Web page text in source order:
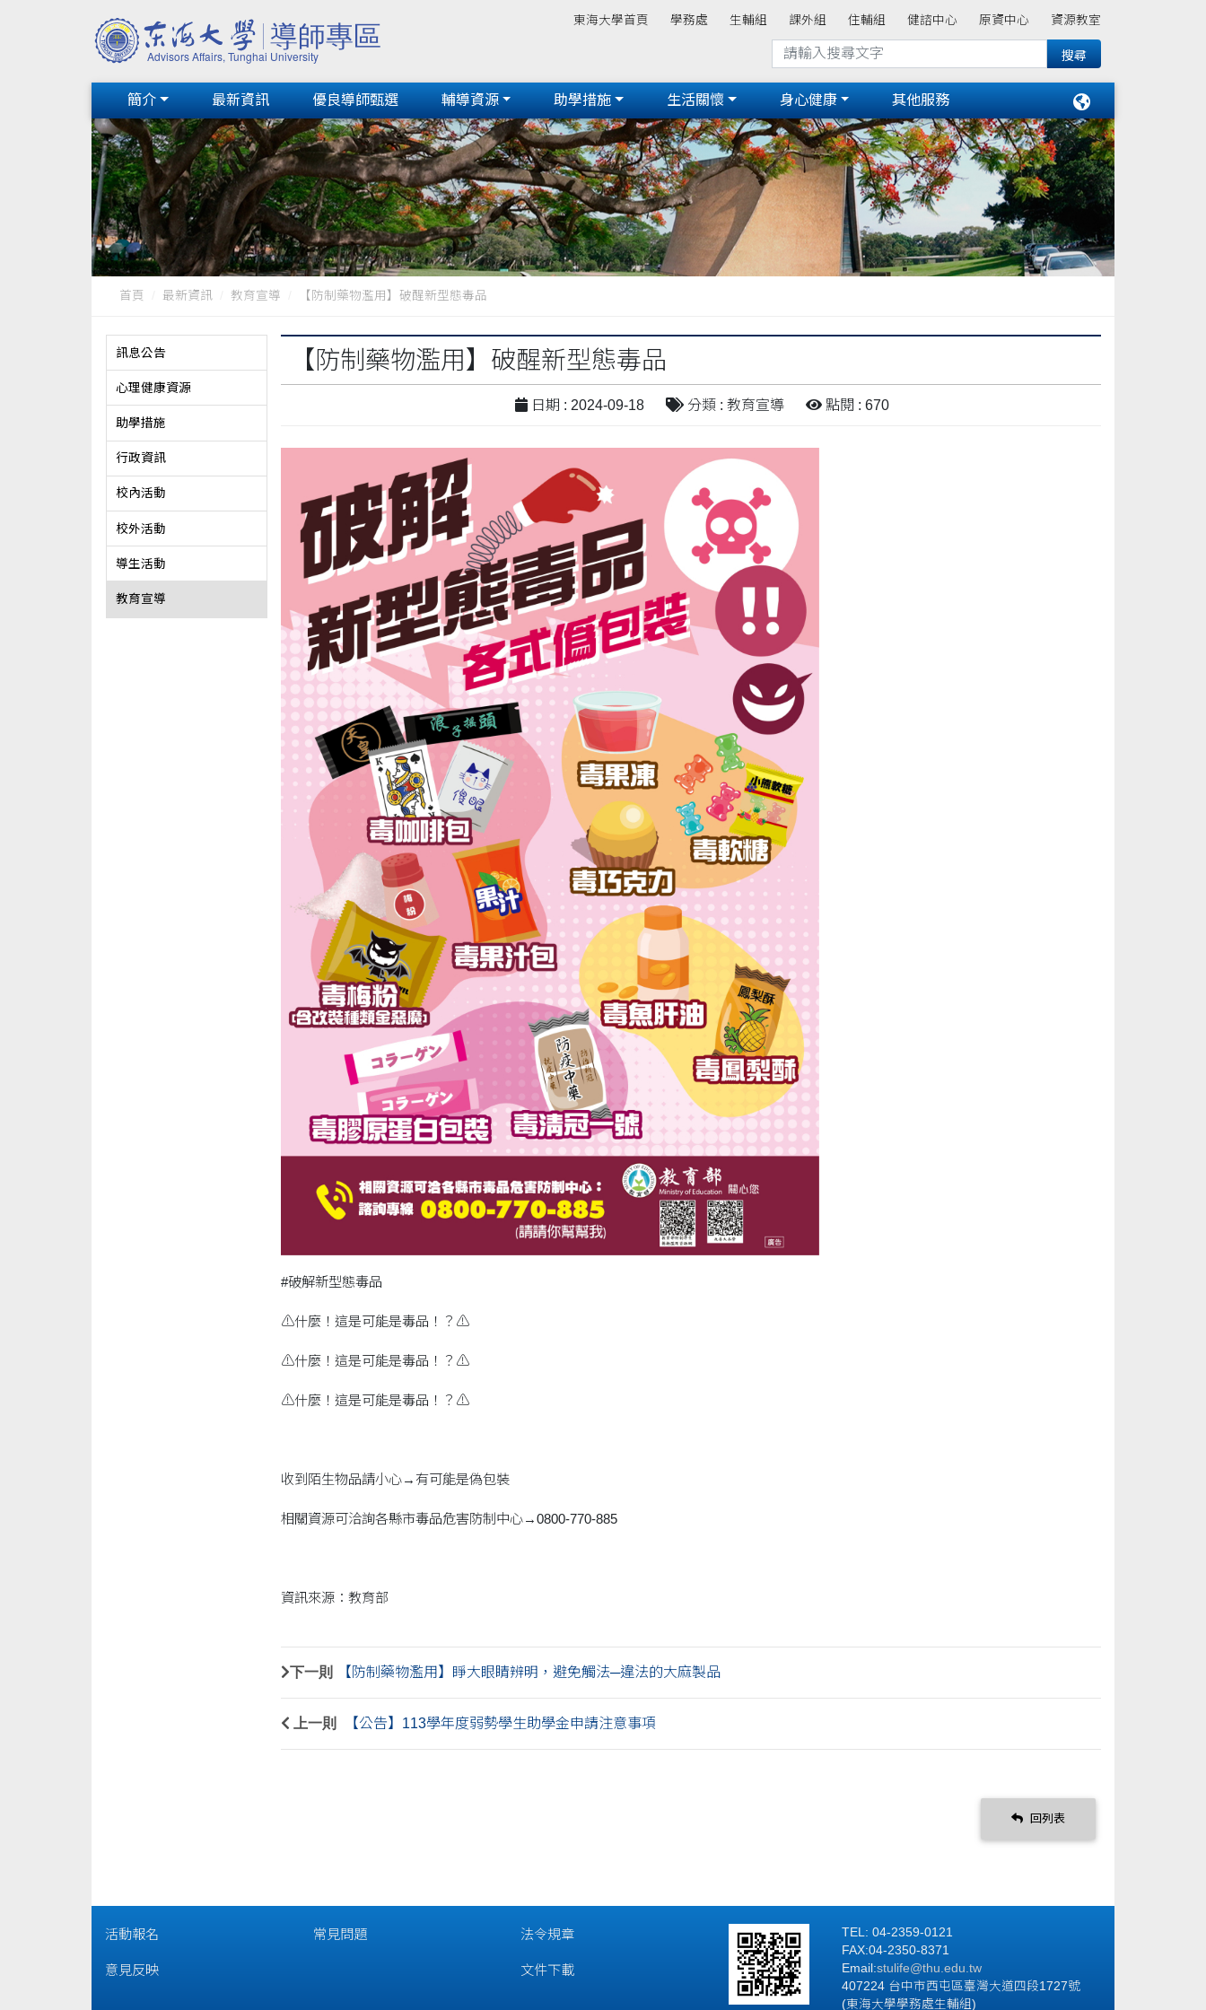
東海大學首頁 學務處 生輔組 課外組 住輔組 健諮中心 原資中心 資源教室
簡介 最新資訊 優良導師甄選 輔導資源 助學措施 生活關懷 身心健康 其他服務
首頁 最新資訊 教育宣導 【防制藥物濫用】破醒新型態毒品
訊息公告
心理健康資源
助學措施
行政資訊
校內活動
校外活動
導生活動
教育宣導
【防制藥物濫用】破醒新型態毒品
日期 : 2024-09-18 分類 : 教育宣導 點閱 : 670
#破解新型態毒品
⚠什麼！這是可能是毒品！？⚠
⚠什麼！這是可能是毒品！？⚠
⚠什麼！這是可能是毒品！？⚠
收到陌生物品請小心→有可能是偽包裝
相關資源可洽詢各縣市毒品危害防制中心→0800-770-885
資訊來源：教育部
下一則 【防制藥物濫用】睜大眼睛辨明，避免觸法─違法的大麻製品
上一則 【公告】113學年度弱勢學生助學金申請注意事項
回列表
活動報名
意見反映
常見問題 法令規章
文件下載
TEL: 04-2359-0121
FAX:04-2350-8371
Email:stulife@thu.edu.tw
407224 台中市西屯區臺灣大道四段1727號
(東海大學學務處生輔組)